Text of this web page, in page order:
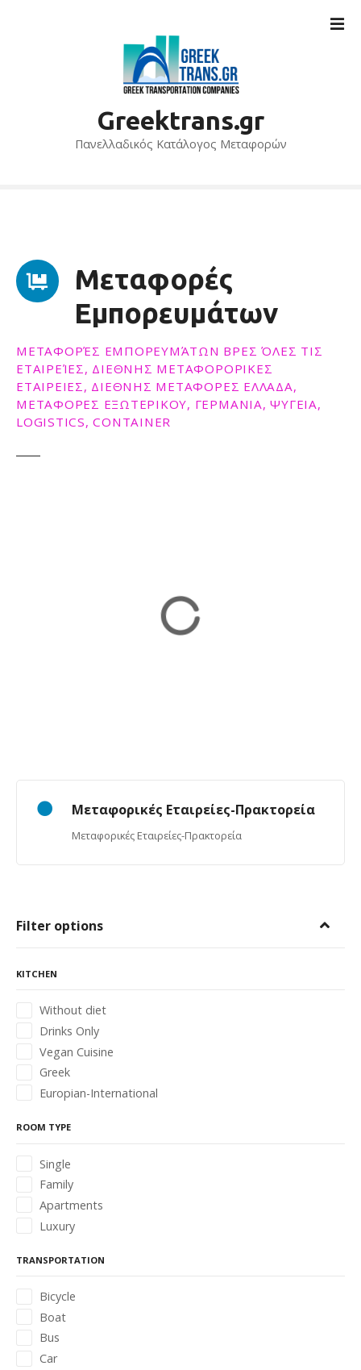
Greektrans.gr
Πανελλαδικός Κατάλογος Μεταφορών
Μεταφορές
Εμπορευμάτων
ΜΕΤΑΦΟΡΈΣ ΕΜΠΟΡΕΥΜΆΤΩΝ ΒΡΕΣ ΌΛΕΣ ΤΙΣ
ΕΤΑΙΡΕΊΕΣ, ΔΙΕΘΝΗΣ ΜΕΤΑΦΟΡΟΡΙΚΕΣ
ΕΤΑΙΡΕΙΕΣ, ΔΙΕΘΝΗΣ ΜΕΤΑΦΟΡΕΣ ΕΛΛΑΔΑ,
ΜΕΤΑΦΟΡΕΣ ΕΞΩΤΕΡΙΚΟΥ, ΓΕΡΜΑΝΙΑ, ΨΥΓΕΙΑ,
LOGISTICS, CONTAINER
Μεταφορικές Εταιρείες-Πρακτορεία
Μεταφορικές Εταιρείες-Πρακτορεία
Filter options
KITCHEN
Without diet
Drinks Only
Vegan Cuisine
Greek
Europian-International
ROOM TYPE
Single
Family
Apartments
Luxury
TRANSPORTATION
Bicycle
Boat
Bus
Car